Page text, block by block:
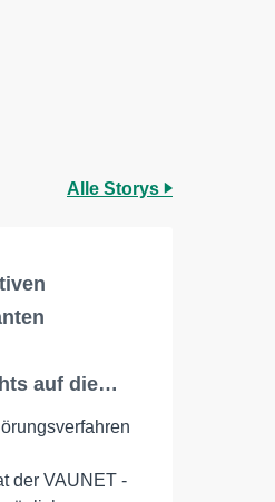
Alle Storys
auf die…
der VAUNET -